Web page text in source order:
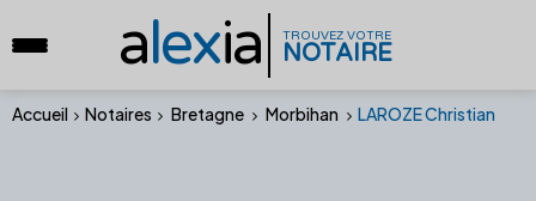
alexia TROUVEZ VOTRE
NOTAIRE
Accueil Notaires Bretagne Morbihan LAROZE Christian